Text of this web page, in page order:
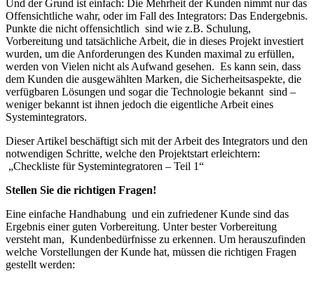
Und der Grund ist einfach: Die Mehrheit der Kunden nimmt nur das
Offensichtliche wahr, oder im Fall des Integrators: Das Endergebnis.
Punkte die nicht offensichtlich sind wie z.B. Schulung,
Vorbereitung und tatsächliche Arbeit, die in dieses Projekt investiert
wurden, um die Anforderungen des Kunden maximal zu erfüllen,
werden von Vielen nicht als Aufwand gesehen. Es kann sein, dass
dem Kunden die ausgewählten Marken, die Sicherheitsaspekte, die
verfügbaren Lösungen und sogar die Technologie bekannt sind –
weniger bekannt ist ihnen jedoch die eigentliche Arbeit eines
Systemintegrators.
Dieser Artikel beschäftigt sich mit der Arbeit des Integrators und den
notwendigen Schritte, welche den Projektstart erleichtern:
„Checkliste für Systemintegratoren – Teil 1“
Stellen Sie die richtigen Fragen!
Eine einfache Handhabung und ein zufriedener Kunde sind das
Ergebnis einer guten Vorbereitung. Unter bester Vorbereitung
versteht man, Kundenbedürfnisse zu erkennen. Um herauszufinden
welche Vorstellungen der Kunde hat, müssen die richtigen Fragen
gestellt werden: